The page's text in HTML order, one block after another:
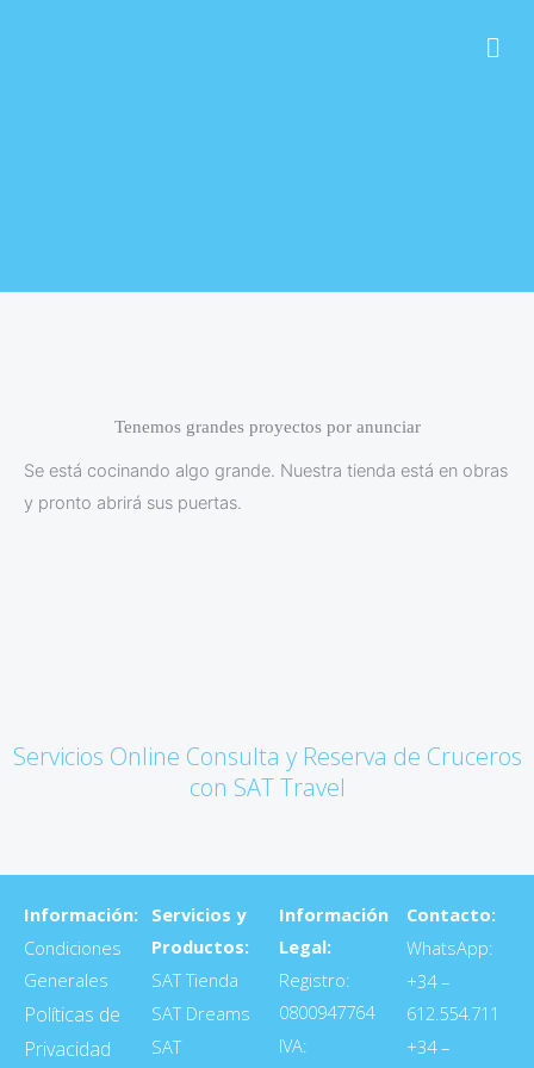
Tenemos grandes proyectos por anunciar
Se está cocinando algo grande. Nuestra tienda está en obras
y pronto abrirá sus puertas.
Servicios Online Consulta y Reserva de Cruceros
con SAT Travel
Información:
Condiciones
Generales
Políticas de
Privacidad
Servicios y
Productos:
SAT Tienda
SAT Dreams
SAT
Información
Legal:
Registro:
0800947764
IVA:
Contacto:
WhatsApp:
+34 –
612.554.711
+34 –